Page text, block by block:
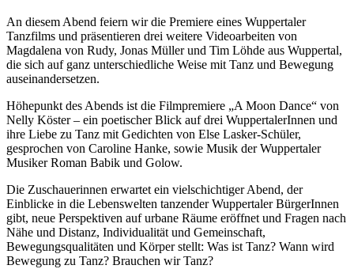
An diesem Abend feiern wir die Premiere eines Wuppertaler
Tanzfilms und präsentieren drei weitere Videoarbeiten von
Magdalena von Rudy, Jonas Müller und Tim Löhde aus Wuppertal,
die sich auf ganz unterschiedliche Weise mit Tanz und Bewegung
auseinandersetzen.
Höhepunkt des Abends ist die Filmpremiere „A Moon Dance“ von
Nelly Köster – ein poetischer Blick auf drei WuppertalerInnen und
ihre Liebe zu Tanz mit Gedichten von Else Lasker-Schüler,
gesprochen von Caroline Hanke, sowie Musik der Wuppertaler
Musiker Roman Babik und Golow.
Die Zuschauerinnen erwartet ein vielschichtiger Abend, der
Einblicke in die Lebenswelten tanzender Wuppertaler BürgerInnen
gibt, neue Perspektiven auf urbane Räume eröffnet und Fragen nach
Nähe und Distanz, Individualität und Gemeinschaft,
Bewegungsqualitäten und Körper stellt: Was ist Tanz? Wann wird
Bewegung zu Tanz? Brauchen wir Tanz?